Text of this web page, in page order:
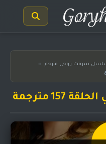
سرقت زوجي مترجم
»
مترجمة